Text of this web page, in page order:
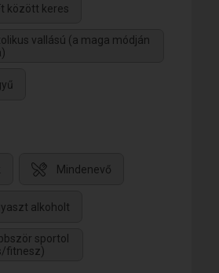
között keres
vallású (a maga módján
Mindenevő
alkoholt
sportol
fitnesz)